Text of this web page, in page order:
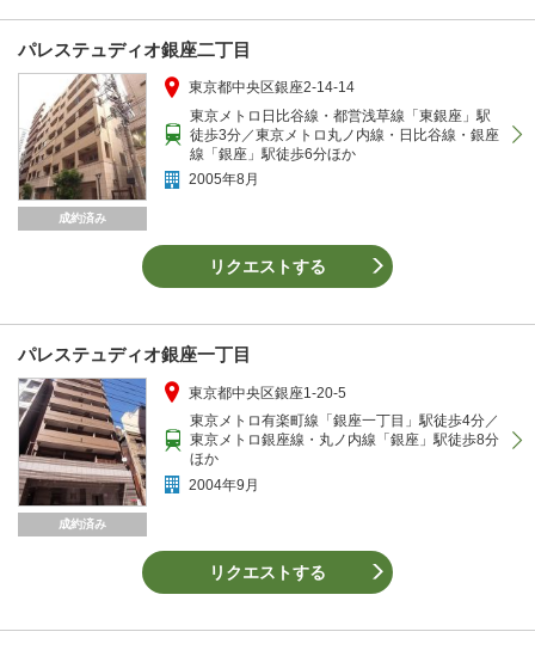
パレステュディオ銀座二丁目
成約済み
東京都中央区銀座2-14-14
東京メトロ日比谷線・都営浅草線「東銀座」駅
徒歩3分／東京メトロ丸ノ内線・日比谷線・銀座
線「銀座」駅徒歩6分ほか
2005年8月
リクエストする
パレステュディオ銀座一丁目
成約済み
東京都中央区銀座1-20-5
東京メトロ有楽町線「銀座一丁目」駅徒歩4分／
東京メトロ銀座線・丸ノ内線「銀座」駅徒歩8分
ほか
2004年9月
リクエストする